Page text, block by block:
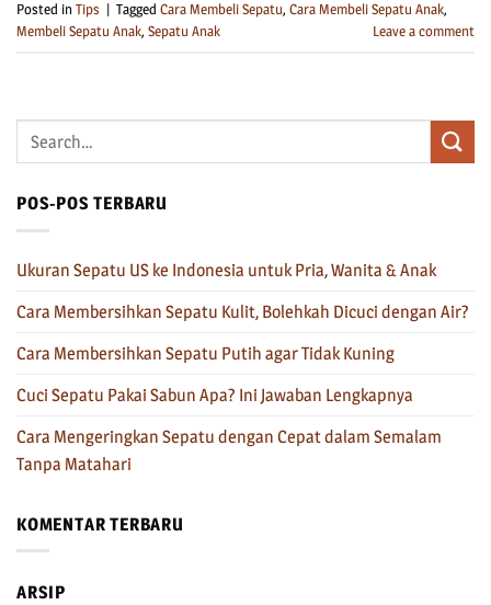
Posted in Tips | Tagged Cara Membeli Sepatu, Cara Membeli Sepatu Anak,
Membeli Sepatu Anak, Sepatu Anak Leave a comment
POS-POS TERBARU
Ukuran Sepatu US ke Indonesia untuk Pria, Wanita & Anak
Cara Membersihkan Sepatu Kulit, Bolehkah Dicuci dengan Air?
Cara Membersihkan Sepatu Putih agar Tidak Kuning
Cuci Sepatu Pakai Sabun Apa? Ini Jawaban Lengkapnya
Cara Mengeringkan Sepatu dengan Cepat dalam Semalam
Tanpa Matahari
KOMENTAR TERBARU
ARSIP